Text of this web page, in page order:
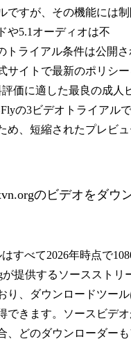
ですが、その機能には
や5.1オーディオは不
トライアル条件は公開さ
サイトで最新のポリシ
価に適した最良の成人
の3ビデオトライアルで
め、短縮されたプレビ
のビデオをダウ
すべて2026年時点で
提供するソースストリ
り、ダウンロードツー
できます。ソースビデ
、どのダウンローダー